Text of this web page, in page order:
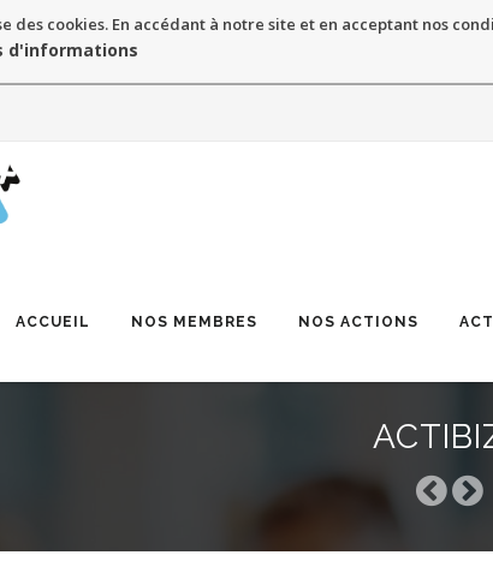
des cookies. En accédant à notre site et en acceptant nos
d'informations
content
ACCUEIL NOS MEMBRES NOS ACTIONS